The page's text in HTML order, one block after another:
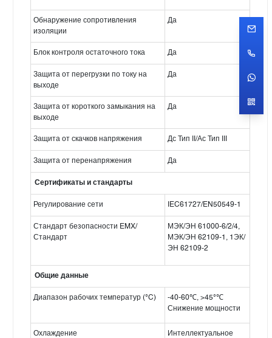
Обнаружение сопротивления
изоляции
Да
Блок контроля остаточного тока Да
Защита от перегрузки по току на
выходе
Да
Защита от короткого замыкания на
выходе
Да
Защита от скачков напряжения Дс Тип II/Ас Тип III
Защита от перенапряжения Да
Сертификаты и стандарты
Регулирование сети IEC61727/EN50549-1
Стандарт безопасности EMX/
Стандарт
МЭК/ЭН 61000-6/2/4,
МЭК/ЭН 62109-1, 1ЭК/
ЭН 62109-2
Общие данные
Диапазон рабочих температур (°C)
-40-60℃, >45°℃
Снижение мощности
Охлаждение
Интеллектуальное